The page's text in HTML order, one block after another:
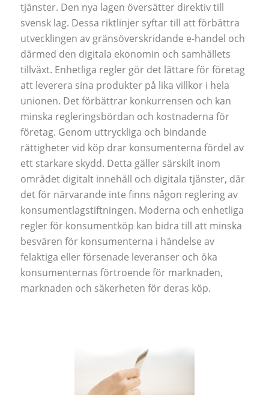
tjänster. Den nya lagen översätter direktiv till
svensk lag. Dessa riktlinjer syftar till att förbättra
utvecklingen av gränsöverskridande e-handel och
därmed den digitala ekonomin och samhällets
tillväxt. Enhetliga regler gör det lättare för företag
att leverera sina produkter på lika villkor i hela
unionen. Det förbättrar konkurrensen och kan
minska regleringsbördan och kostnaderna för
företag. Genom uttryckliga och bindande
rättigheter vid köp drar konsumenterna fördel av
ett starkare skydd. Detta gäller särskilt inom
området digitalt innehåll och digitala tjänster, där
det för närvarande inte finns någon reglering av
konsumentlagstiftningen. Moderna och enhetliga
regler för konsumentköp kan bidra till att minska
besvären för konsumenterna i händelse av
felaktiga eller försenade leveranser och öka
konsumenternas förtroende för marknaden,
marknaden och säkerheten för deras köp.